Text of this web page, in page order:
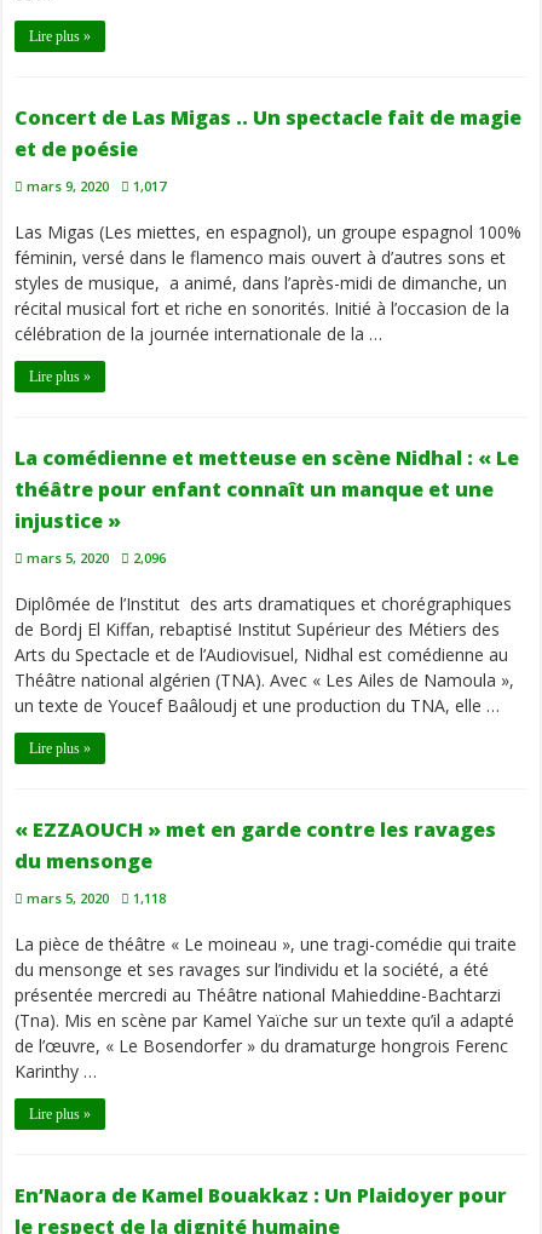
Lire plus »
Concert de Las Migas .. Un spectacle fait de magie
et de poésie
mars 9, 2020 1,017
Las Migas (Les miettes, en espagnol), un groupe espagnol 100%
féminin, versé dans le flamenco mais ouvert à d’autres sons et
styles de musique, a animé, dans l’après-midi de dimanche, un
récital musical fort et riche en sonorités. Initié à l’occasion de la
célébration de la journée internationale de la …
Lire plus »
La comédienne et metteuse en scène Nidhal : « Le
théâtre pour enfant connaît un manque et une
injustice »
mars 5, 2020 2,096
Diplômée de l’Institut des arts dramatiques et chorégraphiques
de Bordj El Kiffan, rebaptisé Institut Supérieur des Métiers des
Arts du Spectacle et de l’Audiovisuel, Nidhal est comédienne au
Théâtre national algérien (TNA). Avec « Les Ailes de Namoula »,
un texte de Youcef Baâloudj et une production du TNA, elle …
Lire plus »
« EZZAOUCH » met en garde contre les ravages
du mensonge
mars 5, 2020 1,118
La pièce de théâtre « Le moineau », une tragi-comédie qui traite
du mensonge et ses ravages sur l’individu et la société, a été
présentée mercredi au Théâtre national Mahieddine-Bachtarzi
(Tna). Mis en scène par Kamel Yaïche sur un texte qu’il a adapté
de l’œuvre, « Le Bosendorfer » du dramaturge hongrois Ferenc
Karinthy …
Lire plus »
En’Naora de Kamel Bouakkaz : Un Plaidoyer pour
le respect de la dignité humaine